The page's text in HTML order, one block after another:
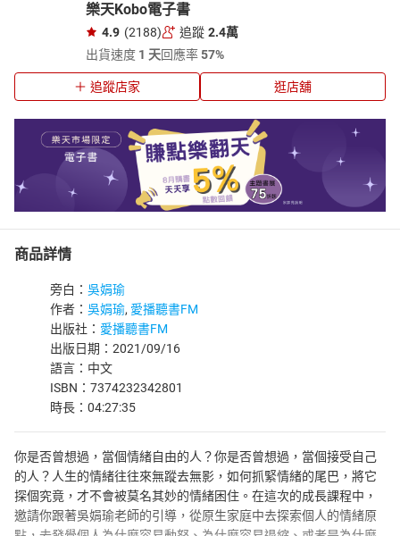
樂天Kobo電子書
4.9 (2188) 追蹤 2.4萬
出貨速度 1 天回應率57%
追蹤店家 逛店舖
商品詳情
旁白： 吳娟瑜
作者： 吳娟瑜, 愛播聽書FM
出版社： 愛播聽書FM
出版日期：2021/09/16
語言：中文
ISBN：7374232342801
時長：04:27:35
你是否曾想過，當個情緒自由的人？你是否曾想過，當個接受自己
的人？人生的情緒往往來無蹤去無影，如何抓緊情緒的尾巴，將它
探個究竟，才不會被莫名其妙的情緒困住。在這次的成長課程中，
邀請你跟著吳娟瑜老師的引導，從原生家庭中去探索個人的情緒原